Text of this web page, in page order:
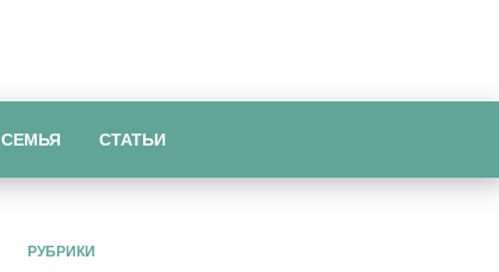
СЕМЬЯ СТАТЬИ
РУБРИКИ